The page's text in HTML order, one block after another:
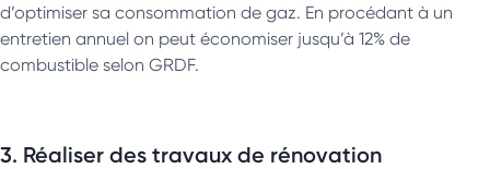
d’optimiser sa consommation de gaz. En procédant à un
entretien annuel on peut économiser jusqu’à 12% de
combustible selon GRDF.
3. Réaliser des travaux de rénovation